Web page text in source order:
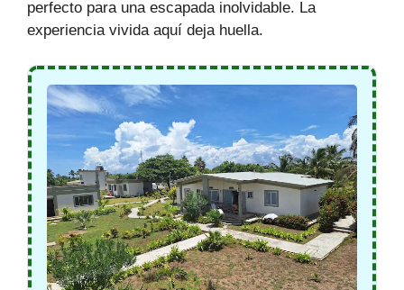
perfecto para una escapada inolvidable. La
experiencia vivida aquí deja huella.